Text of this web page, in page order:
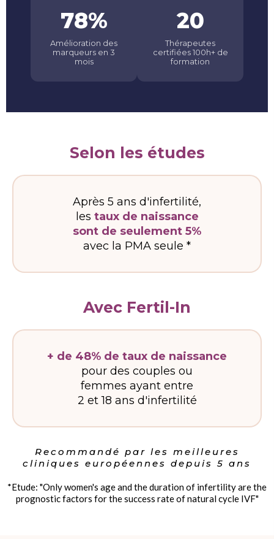
78%
Amélioration des
marqueurs en 3
mois
20
Thérapeutes
certifiées 100h+ de
formation
Selon les études
Après 5 ans d'infertilité,
les taux de naissance
sont de seulement 5%
avec la PMA seule *
Avec Fertil-In
+ de 48% de taux de naissance
pour des couples ou
femmes ayant entre
2 et 18 ans d'infertilité
Recommandé par les meilleures
cliniques européennes depuis 5 ans
*Etude: "Only women's age and the duration of infertility are the
prognostic factors for the success rate of natural cycle IVF"